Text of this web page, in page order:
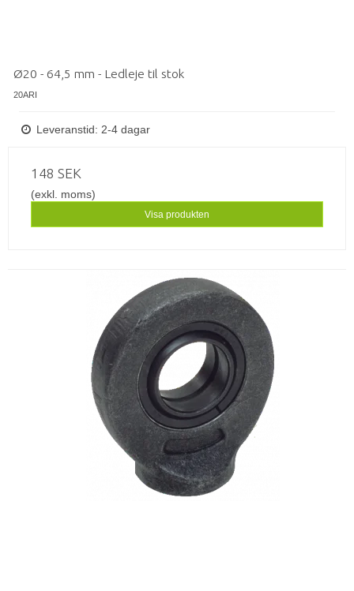
Ø20 - 64,5 mm - Ledleje til stok
20ARI
Leveranstid: 2-4 dagar
148 SEK
(exkl. moms)
Visa produkten